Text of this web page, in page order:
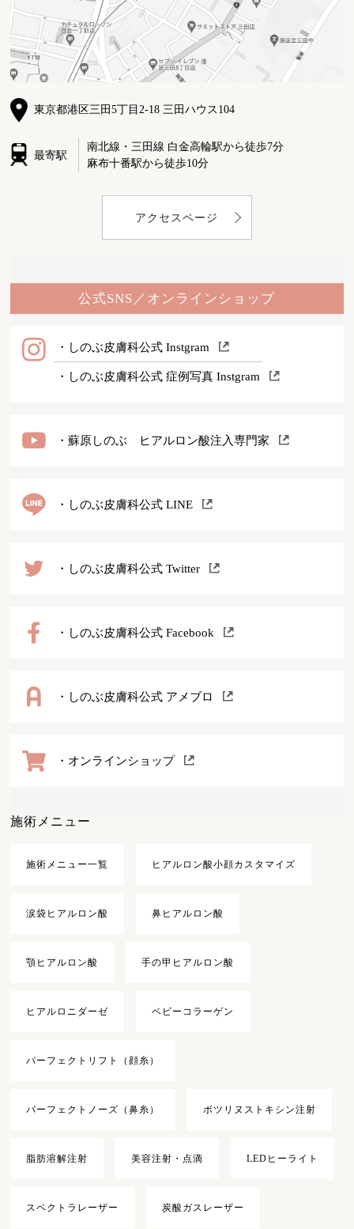
東京都港区三田5丁目2-18 三田ハウス104
最寄駅
南北線・三田線 白金高輪駅から徒歩7分
麻布十番駅から徒歩10分
アクセスページ
公式SNS／オンラインショップ
・しのぶ皮膚科公式 Instgram
・しのぶ皮膚科公式 症例写真 Instgram
・蘇原しのぶ ヒアルロン酸注入専門家
・しのぶ皮膚科公式 LINE
・しのぶ皮膚科公式 Twitter
・しのぶ皮膚科公式 Facebook
・しのぶ皮膚科公式 アメブロ
・オンラインショップ
施術メニュー
施術メニュー一覧 ヒアルロン酸小顔カスタマイズ
涙袋ヒアルロン酸 鼻ヒアルロン酸
顎ヒアルロン酸 手の甲ヒアルロン酸
ヒアルロニダーゼ ベビーコラーゲン
パーフェクトリフト（顔糸）
パーフェクトノーズ（鼻糸） ボツリヌストキシン注射
脂肪溶解注射 美容注射・点滴 LEDヒーライト
スペクトラレーザー 炭酸ガスレーザー